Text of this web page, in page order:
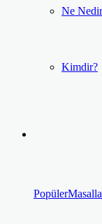
Ne
Kimdir?
Popüler